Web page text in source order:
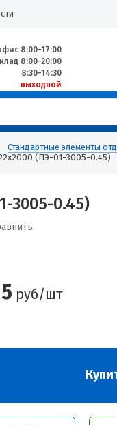
8:00-17:00
8:00-20:00
8:30-14:30
выходной
Стандартные элементы
(ПЭ-01-3005-0.45)
3005-0.45)
руб/шт